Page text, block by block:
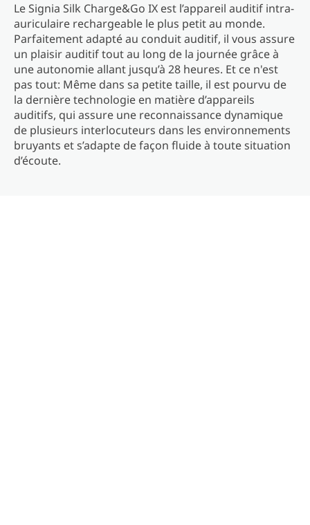
Le Signia Silk Charge&Go IX est l’appareil auditif intra-
auriculaire rechargeable le plus petit au monde.
Parfaitement adapté au conduit auditif, il vous assure
un plaisir auditif tout au long de la journée grâce à
une autonomie allant jusqu’à 28 heures. Et ce n'est
pas tout: Même dans sa petite taille, il est pourvu de
la dernière technologie en matière d’appareils
auditifs, qui assure une reconnaissance dynamique
de plusieurs interlocuteurs dans les environnements
bruyants et s’adapte de façon fluide à toute situation
d’écoute.